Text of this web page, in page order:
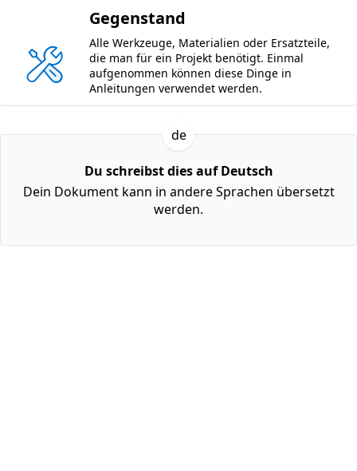
Gegenstand
Alle Werkzeuge, Materialien oder Ersatzteile,
die man für ein Projekt benötigt. Einmal
aufgenommen können diese Dinge in
Anleitungen verwendet werden.
de
Du schreibst dies auf Deutsch
Dein Dokument kann in andere Sprachen übersetzt
werden.